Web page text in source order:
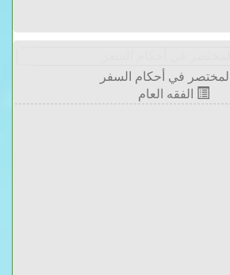
المختصر في أحكام السفر
الفقه العام